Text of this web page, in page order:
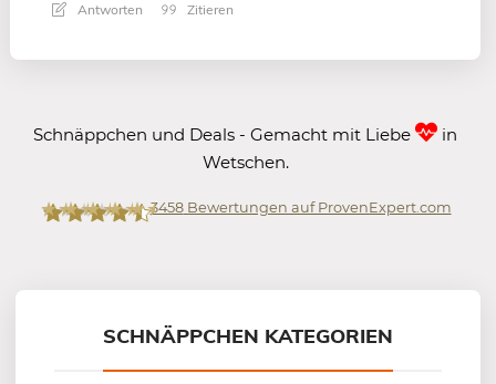
Antworten Zitieren
Schnäppchen und Deals - Gemacht mit Liebe
in
Wetschen.
3458Bewertungen auf ProvenExpert.com
SCHNÄPPCHEN KATEGORIEN